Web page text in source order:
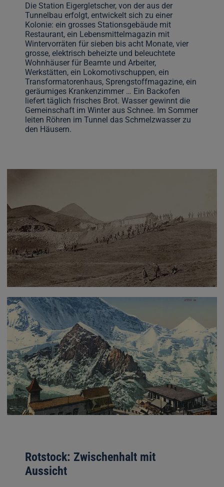
Die Station Eigergletscher, von der aus der
Tunnelbau erfolgt, entwickelt sich zu einer
Kolonie: ein grosses Stationsgebäude mit
Restaurant, ein Lebensmittelmagazin mit
Wintervorräten für sieben bis acht Monate, vier
grosse, elektrisch beheizte und beleuchtete
Wohnhäuser für Beamte und Arbeiter,
Werkstätten, ein Lokomotivschuppen, ein
Transformatorenhaus, Sprengstoffmagazine, ein
geräumiges Krankenzimmer … Ein Backofen
liefert täglich frisches Brot. Wasser gewinnt die
Gemeinschaft im Winter aus Schnee. Im Sommer
leiten Röhren im Tunnel das Schmelzwasser zu
den Häusern.
Rotstock: Zwischenhalt mit
Aussicht